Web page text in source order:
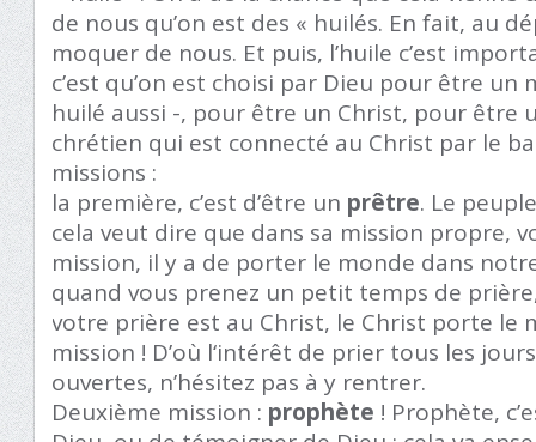
de nous qu’on est des « huilés. En fait, au
moquer de nous. Et puis, l’huile c’est
c’est qu’on est choisi par Dieu pour être un
huilé aussi -, pour être un Christ, pour être
chrétien qui est connecté au Christ par le
missions :
la première, c’est d’être un prêtre. Le
cela veut dire que dans sa mission propre,
mission, il y a de porter le monde dans
quand vous prenez un petit temps de
votre prière est au Christ, le Christ porte le
mission ! D’où l‘intérêt de prier tous les
ouvertes, n’hésitez pas à y rentrer.
Deuxième mission : prophète ! Prophète,